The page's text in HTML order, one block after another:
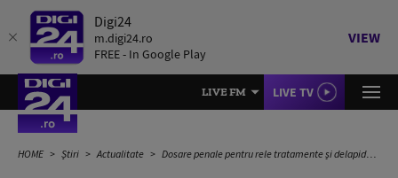
Digi24
m.digi24.ro
FREE - In Google Play
VIEW
LIVE FM LIVE TV
HOME Știri Actualitate Dosare penale pentru rele tratamente și delapidare la centrul social din Slobozia: copii legați cu sfoară și hrăniți insuficient